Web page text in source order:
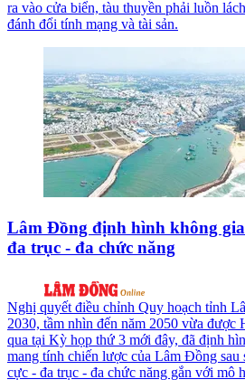
ra vào cửa biển, tàu thuyền phải luồn
đánh đổi tính mạng và tài sản.
Lâm Đồng định hình không
đa trục - đa chức năng
Nghị quyết điều chỉnh Quy hoạch tỉnh
2030, tầm nhìn đến năm 2050 vừa
qua tại Kỳ họp thứ 3 mới đây, đã định
mang tính chiến lược của Lâm Đồng sau
cực - đa trục - đa chức năng gắn với mô